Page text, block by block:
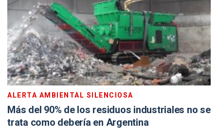
ALERTA AMBIENTAL SILENCIOSA
Más del 90% de los residuos industriales no se
trata como debería en Argentina